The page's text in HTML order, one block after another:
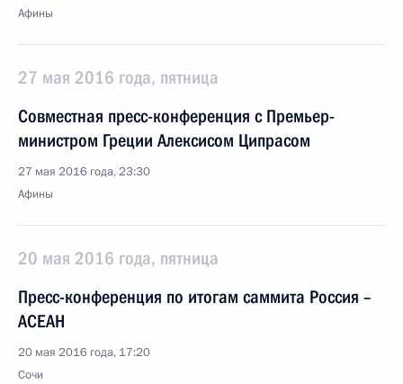
Афины
27 мая 2016 года, пятница
Совместная пресс-конференция с Премьер-
министром Греции Алексисом Ципрасом
27 мая 2016 года, 23:30
Афины
20 мая 2016 года, пятница
Пресс-конференция по итогам саммита Россия –
АСЕАН
20 мая 2016 года, 17:20
Сочи